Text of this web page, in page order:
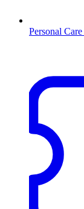
Personal